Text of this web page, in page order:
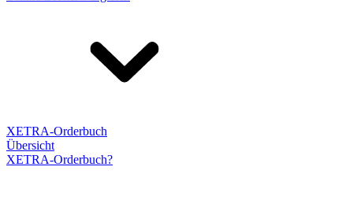
XETRA-Orderbuch
Übersicht
XETRA-Orderbuch?